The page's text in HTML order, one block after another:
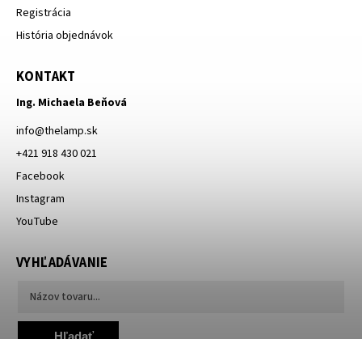
Registrácia
História objednávok
KONTAKT
Ing. Michaela Beňová
info@thelamp.sk
+421 918 430 021
Facebook
Instagram
YouTube
VYHĽADÁVANIE
Hľadať